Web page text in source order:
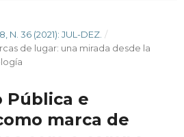
N. 36 (2021): JUL-DEZ. /
de lugar: una mirada desde la
Pública e
marca de